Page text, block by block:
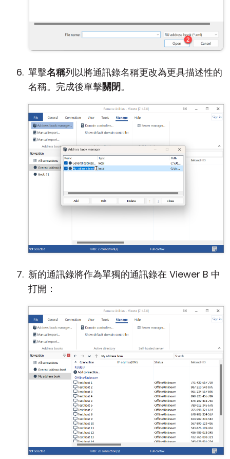
單擊名稱列以將通訊錄名稱更改為更具描述性的
名稱。完成後單擊關閉。
新的通訊錄將作為單獨的通訊錄在 Viewer B 中
打開：